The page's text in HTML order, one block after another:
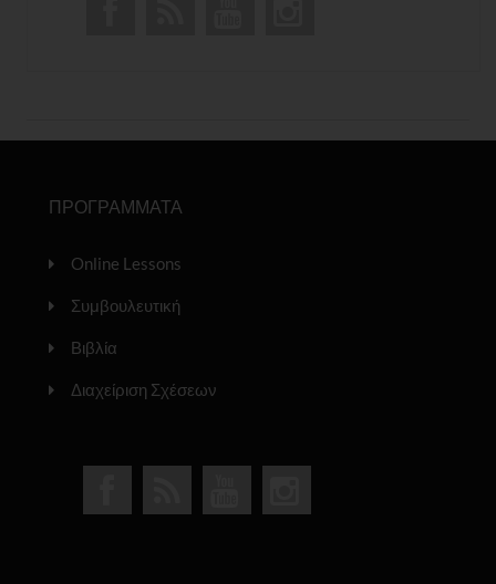
ΠΡΟΓΡΑΜΜΑΤΑ
Online Lessons
Συμβουλευτική
Βιβλία
Διαχείριση Σχέσεων